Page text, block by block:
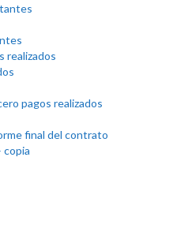
realizados
pagos realizados
final del contrato
copia